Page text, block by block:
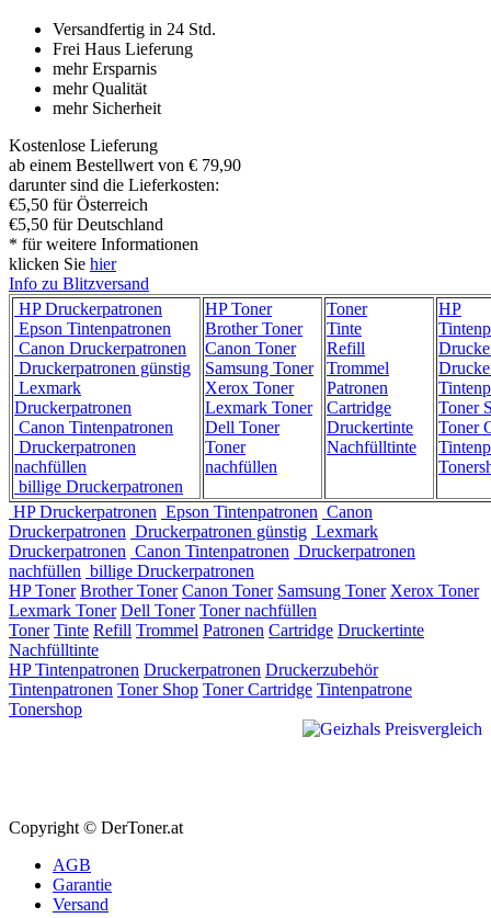
Versandfertig in 24 Std.
Frei Haus Lieferung
mehr Ersparnis
mehr Qualität
mehr Sicherheit
Kostenlose Lieferung
ab einem Bestellwert von € 79,90
darunter sind die Lieferkosten:
€5,50 für Österreich
€5,50 für Deutschland
* für weitere Informationen
klicken Sie hier
Info zu Blitzversand
HP Druckerpatronen
Epson Tintenpatronen
Canon Druckerpatronen
Druckerpatronen günstig
Lexmark
Druckerpatronen
Canon Tintenpatronen
Druckerpatronen
nachfüllen
billige Druckerpatronen
HP Toner
Brother Toner
Canon Toner
Samsung Toner
Xerox Toner
Lexmark Toner
Dell Toner
Toner
nachfüllen
Toner
Tinte
Refill
Trommel
Patronen
Cartridge
Druckertinte
Nachfülltinte
HP
Toner
Toner
HP Druckerpatronen Epson Tintenpatronen Canon
Druckerpatronen Druckerpatronen günstig Lexmark
Druckerpatronen Canon Tintenpatronen Druckerpatronen
nachfüllen billige Druckerpatronen
HP Toner Brother Toner Canon Toner Samsung Toner Xerox Toner
Lexmark Toner Dell Toner Toner nachfüllen
Toner Tinte Refill Trommel Patronen Cartridge Druckertinte
Nachfülltinte
HP Tintenpatronen Druckerpatronen Druckerzubehör
Tintenpatronen Toner Shop Toner Cartridge Tintenpatrone
Tonershop
Copyright © DerToner.at
AGB
Garantie
Versand